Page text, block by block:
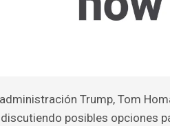
Trump, Tom
posibles opciones